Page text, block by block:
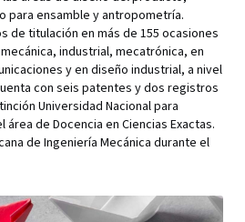
para ensamble y antropometría.
de titulación en más de 155 ocasiones
industrial, mecatrónica, en
y en diseño industrial, a nivel
con seis patentes y dos registros
Universidad Nacional para
de Docencia en Ciencias Exactas.
de Ingeniería Mecánica durante el